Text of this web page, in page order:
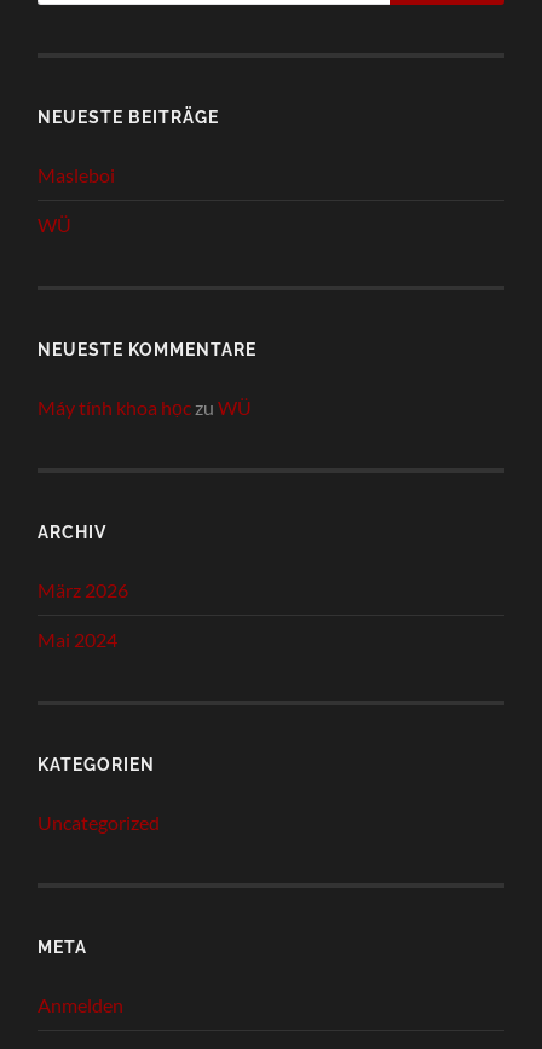
NEUESTE BEITRÄGE
Masleboi
WÜ
NEUESTE KOMMENTARE
Máy tính khoa học zuWÜ
ARCHIV
März 2026
Mai 2024
KATEGORIEN
Uncategorized
META
Anmelden